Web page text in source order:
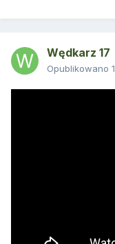
Wędkarz 17
Opublikowano